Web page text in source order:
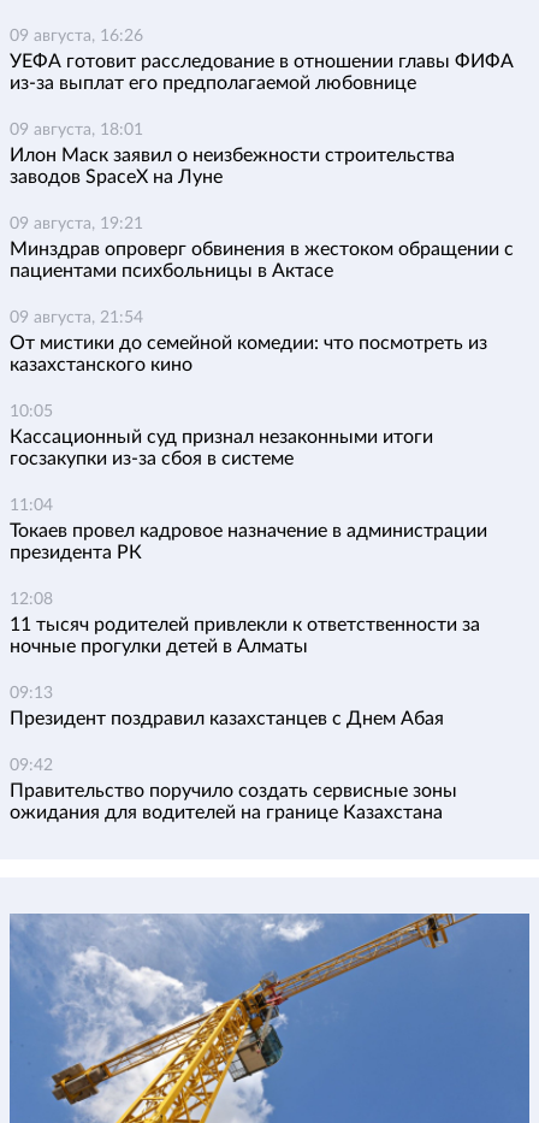
09 августа, 16:26
УЕФА готовит расследование в отношении главы ФИФА
из-за выплат его предполагаемой любовнице
09 августа, 18:01
Илон Маск заявил о неизбежности строительства
заводов SpaceX на Луне
09 августа, 19:21
Минздрав опроверг обвинения в жестоком обращении с
пациентами психбольницы в Актасе
09 августа, 21:54
От мистики до семейной комедии: что посмотреть из
казахстанского кино
10:05
Кассационный суд признал незаконными итоги
госзакупки из-за сбоя в системе
11:04
Токаев провел кадровое назначение в администрации
президента РК
12:08
11 тысяч родителей привлекли к ответственности за
ночные прогулки детей в Алматы
09:13
Президент поздравил казахстанцев с Днем Абая
09:42
Правительство поручило создать сервисные зоны
ожидания для водителей на границе Казахстана